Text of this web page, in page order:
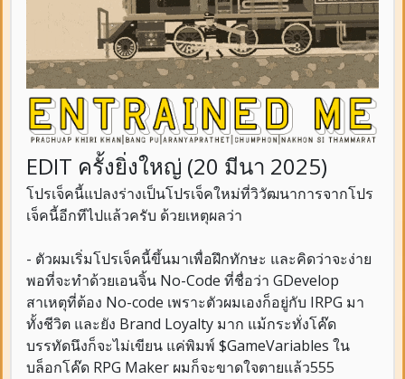
EDIT ครั้งยิ่งใหญ่ (20 มีนา 2025)
โปรเจ็คนี้แปลงร่างเป็นโปรเจ็คใหม่ที่วิวัฒนาการจากโปร
เจ็คนี้อีกทีไปแล้วครับ ด้วยเหตุผลว่า
- ตัวผมเริ่มโปรเจ็คนี้ขึ้นมาเพื่อฝึกทักษะ และคิดว่าจะง่าย
พอที่จะทำด้วยเอนจิ้น No-Code ที่ชื่อว่า GDevelop
สาเหตุที่ต้อง No-code เพราะตัวผมเองก็อยู่กับ IRPG มา
ทั้งชีวิต และยัง Brand Loyalty มาก แม้กระทั่งโค๊ด
บรรทัดนึงก็จะไม่เขียน แค่พิมพ์ $GameVariables ใน
บล็อกโค๊ด RPG Maker ผมก็จะขาดใจตายแล้ว555